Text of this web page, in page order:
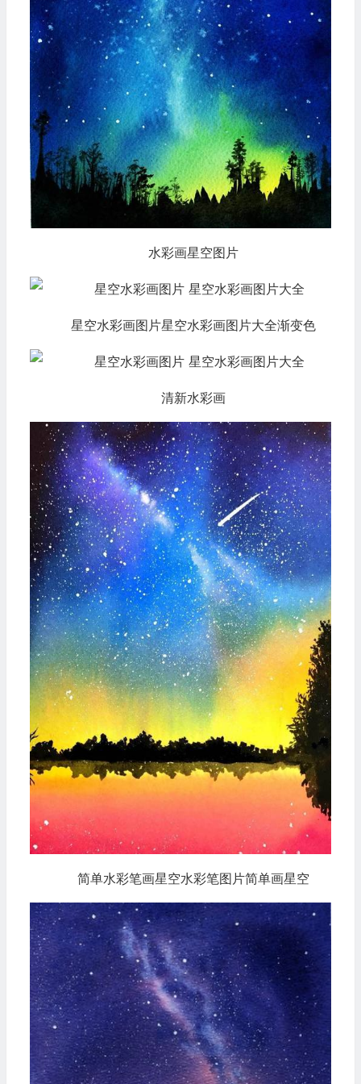
水彩画星空图片
星空水彩画图片星空水彩画图片大全渐变色
清新水彩画
简单水彩笔画星空水彩笔图片简单画星空